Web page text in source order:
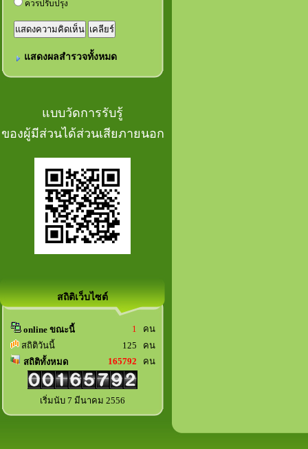
ควรปรับปรุง
แสดงผลสำรวจทั้งหมด
แบบวัดการรับรู้
ของผู้มีส่วนได้ส่วนเสียภายนอก
สถิติเว็บไซต์
online ขณะนี้ 1 คน
สถิติวันนี้
125 คน
สถิติทั้งหมด
165792 คน
เริ่มนับ 7 มีนาคม 2556